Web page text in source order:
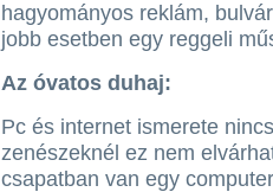
hagyományos reklám,
jobb esetben egy reggeli
Az óvatos duhaj:
Pc és internet ismerete
zenészeknél ez nem
csapatban van egy